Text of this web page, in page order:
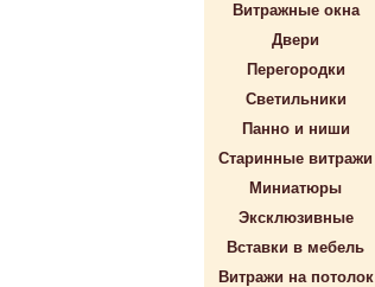
Витражные окна
Двери
Перегородки
Светильники
Панно и ниши
Старинные витражи
Миниатюры
Эксклюзивные
Вставки в мебель
Витражи на потолок